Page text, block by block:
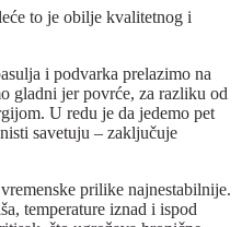
to je obilje kvalitetnog i
i podvarka prelazimo na
gladni jer povrće, za razliku od
U redu je da jedemo pet
savetuju – zaključuje
prilike najnestabilnije.
temperature iznad i ispod